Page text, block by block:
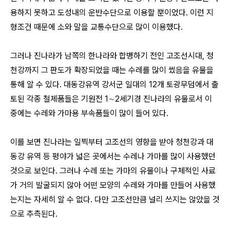
용하지 못하고 도성내의 운반수단으로 이용할 뿐이었다. 이런 지
형조건 때문에 소와 말을 교통수단으로 많이 이용했다.
그러나 진나라가 남쪽의 한나라와 합병하기 전인 고조선시대, 청
천강까지 그 판도가 확장되었을 때는 수레를 많이 썼음을 유물을
통해 알 수 있다. 대동강유역 강서군 일대의 12개 토광무덤에서 출
토된 각종 철제품들은 기원전 1∼2세기경 진나라의 유물로서 이
중에는 수레와 가마용 부속품들이 많이 들어 있다.
이를 보면 진나라는 일찍부터 고조선의 영향을 받아 청천강과 대
동강 유역 등 평야가 넓은 곳에서는 수레나 가마를 많이 사용했던
것으로 보인다. 그러나 수레 또는 가마의 유물이나 구체적인 사료
가 거의 발굴되지 않아 어떤 모양의 수레와 가마를 만들어 사용했
는지는 자세히 알 수 없다. 다만 고조선만큼 널리 쓰지는 않았을 것
으로 추측된다.